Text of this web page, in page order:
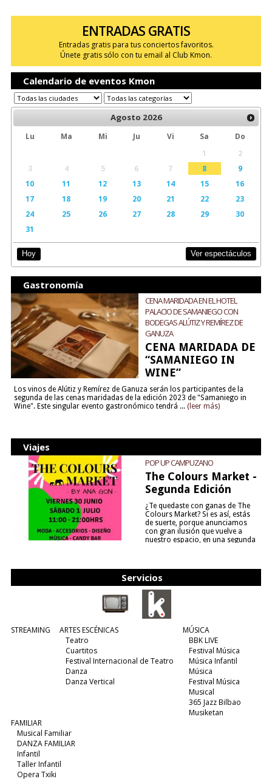
ENTRADAS GRATIS
Entradas gratis para tus conciertos favoritos.
Únete gratis sólo con tu email al Club Kmon.
Calendario de eventos Kmon
Agosto 2026
Lu Ma Mi Ju Vi Sa
Do
1
2
3
4 5 6 7 8
9
10
11 12 13 14 15
16
17
18 19 20 21 22
23
24
25 26 27 28 29
30
31
Hoy Ver espectáculos
Gastronomía
CENA MARIDADA EN EL HOTEL
PALACIO DE SAMANIEGO CON
BODEGAS ALÚTIZ Y REMÍREZ DE
GANUZA
CENA MARIDADA DE
“SAMANIEGO IN
WINE”
Los vinos de Alútiz y Remírez de Ganuza serán los participantes de la
segunda de las cenas maridadas de la edición 2023 de "Samaniego in
Wine". Este singular evento gastronómico tendrá ... (leer más)
Viajes
POP UP CAMPUZANO
The Colours Market -
Segunda Edición
¿Te quedaste con ganas de The
Colours Market? Si es así, estás
de suerte, porque anunciamos
con gran ilusión que vuelve a
nuestro espacio, en una segunda
Servicios
STREAMING
ARTES ESCÉNICAS
Teatro
Cuartitos
Festival Internacional de Teatro
Danza
Danza Vertical
MÚSICA
BBK LIVE
Festival Música
Música Infantil
Música
Festival Música
Musical
365 Jazz Bilbao
Musiketan
FAMILIAR
Musical Familiar
DANZA FAMILIAR
Infantil
Taller Infantil
Opera Txiki